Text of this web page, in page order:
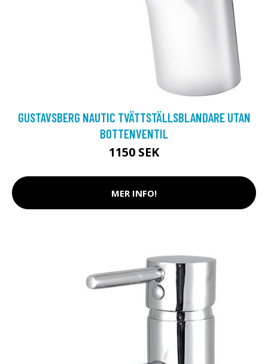
GUSTAVSBERG NAUTIC TVÄTTSTÄLLSBLANDARE UTAN
BOTTENVENTIL
1150 SEK
MER INFO!